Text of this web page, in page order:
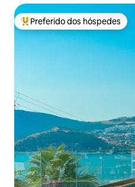
Entre os melhores preferidos
Preferido dos hóspedes